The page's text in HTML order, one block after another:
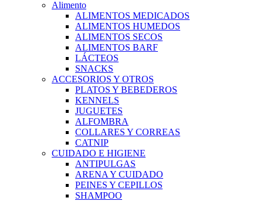
Alimento
ALIMENTOS MEDICADOS
ALIMENTOS HUMEDOS
ALIMENTOS SECOS
ALIMENTOS BARF
LÁCTEOS
SNACKS
ACCESORIOS Y OTROS
PLATOS Y BEBEDEROS
KENNELS
JUGUETES
ALFOMBRA
COLLARES Y CORREAS
CATNIP
CUIDADO E HIGIENE
ANTIPULGAS
ARENA Y CUIDADO
PEINES Y CEPILLOS
SHAMPOO